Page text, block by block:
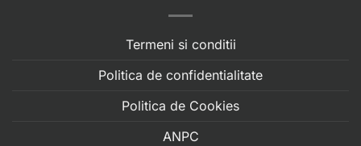
Termeni si conditii
Politica de confidentialitate
Politica de Cookies
ANPC